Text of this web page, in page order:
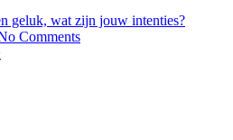
geluk, wat zijn jouw intenties?
Comments